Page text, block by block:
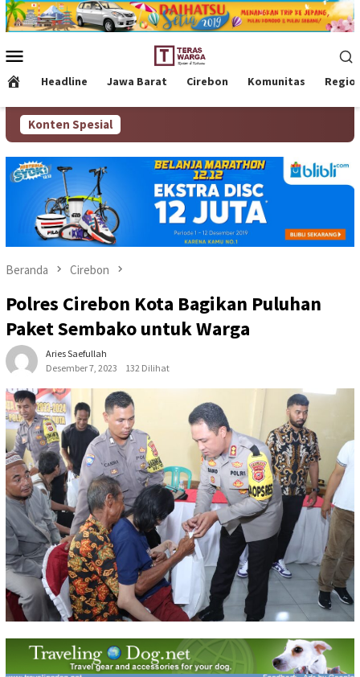
Loncat
ke
Mobile
Headline Jawa Barat Cirebon Komunitas
Konten Spesial
Beranda Cirebon
Polres Cirebon Kota Bagikan Puluhan
Paket Sembako untuk Warga
Aries Saefullah
Desember 7, 2023
132 Dilihat